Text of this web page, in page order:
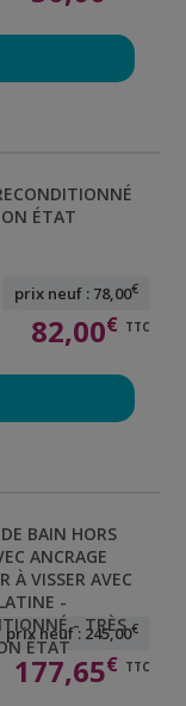
ÉTAT
prix neuf : 78,00€
82,00€ TTC
BAIN HORS
ANCRAGE
À VISSER AVEC
-
- TRÈS
ÉTAT
prix neuf : 245,00€
177,65€ TTC